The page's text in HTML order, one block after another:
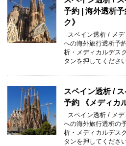
予約 | 海外透析
ク》
スペイン透析 / メ
への海外旅行透析予
析・メディカルデス
タンを押してくださ
スペイン透析 /
予約 《メディカ
スペイン透析 / メ
への海外旅行透析の
析・メディカルデス
タンを押してくださ